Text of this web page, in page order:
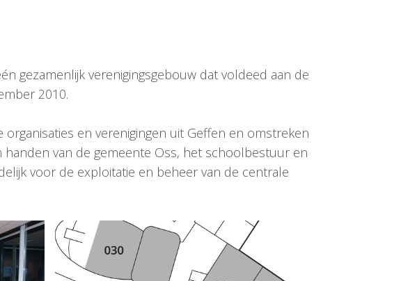
gezamenlijk verenigingsgebouw dat voldeed aan de
2010.
en verenigingen uit Geffen en omstreken
van de gemeente Oss, het schoolbestuur en
voor de exploitatie en beheer van de centrale